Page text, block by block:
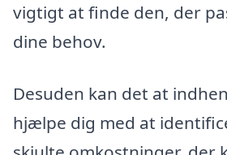
vigtigt at finde den, der
dine behov.
Desuden kan det at
hjælpe dig med at